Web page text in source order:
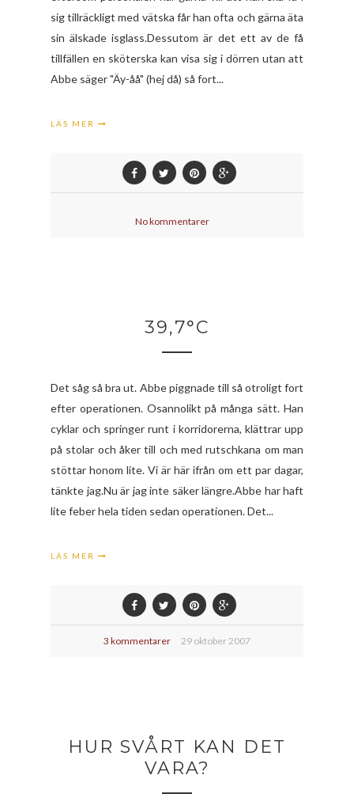
sig tillräckligt med vätska får han ofta och gärna äta
sin älskade isglass.Dessutom är det ett av de få
tillfällen en sköterska kan visa sig i dörren utan att
Abbe säger "Äy-åå" (hej då) så fort...
LÄS MER
No kommentarer
39,7°C
Det såg så bra ut. Abbe piggnade till så otroligt fort
efter operationen. Osannolikt på många sätt. Han
cyklar och springer runt i korridorerna, klättrar upp
på stolar och åker till och med rutschkana om man
stöttar honom lite. Vi är här ifrån om ett par dagar,
tänkte jag.Nu är jag inte säker längre.Abbe har haft
lite feber hela tiden sedan operationen. Det...
LÄS MER
3 kommentarer 29 oktober 2007
HUR SVÅRT KAN DET
VARA?